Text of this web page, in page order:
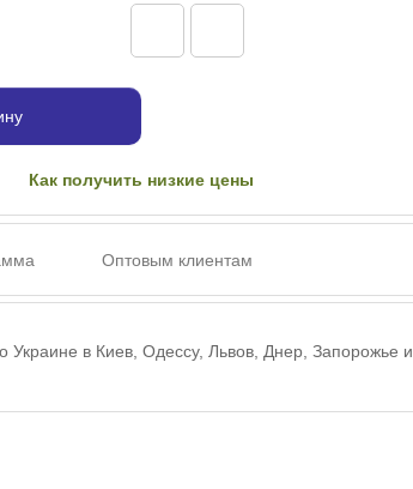
Как получить низкие цены
Оптовым клиентам
Украине в Киев, Одессу, Львов, Днер, Запорожье и